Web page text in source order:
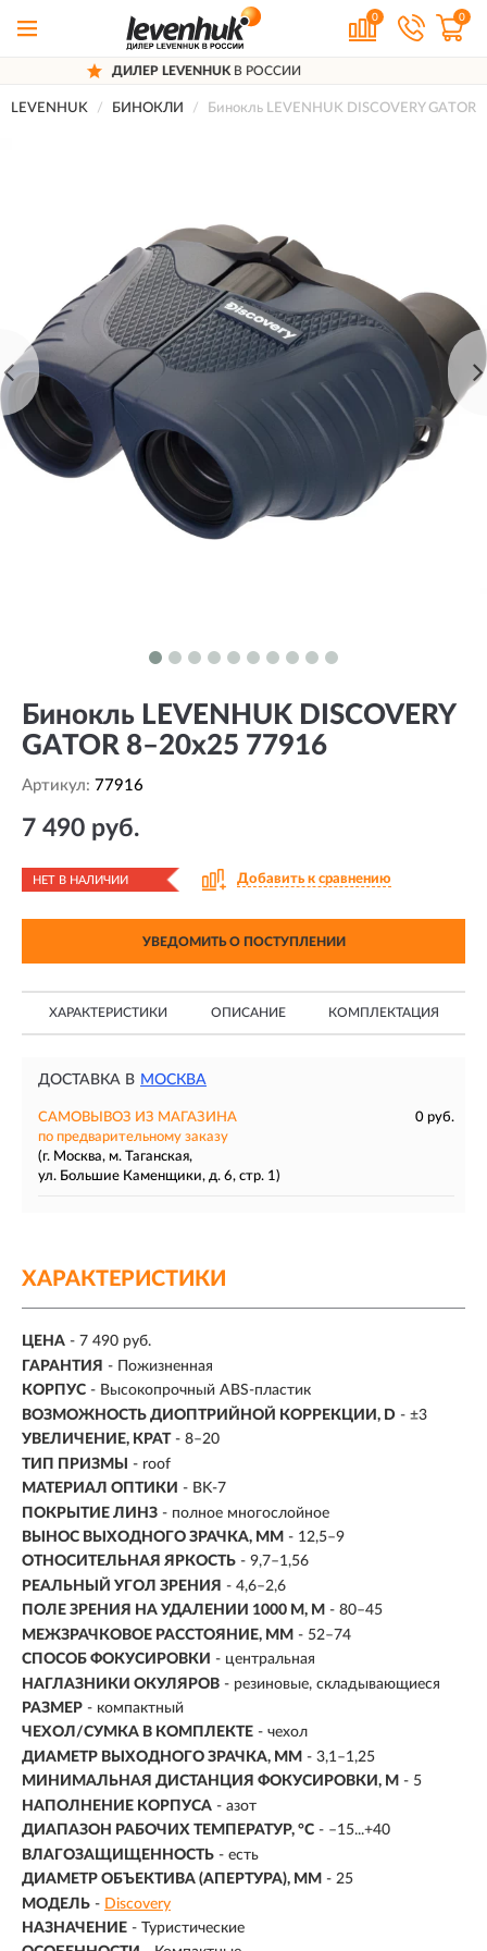
0 0
В РОССИИ
LEVENHUK БИНОКЛИ Бинокль LEVENHUK DISCOVERY GATOR
Бинокль LEVENHUK DISCOVERY
GATOR 8–20x25 77916
Артикул: 77916
7 490 руб.
НЕТ В НАЛИЧИИ Добавить к сравнению
УВЕДОМИТЬ О ПОСТУПЛЕНИИ
ХАРАКТЕРИСТИКИ ОПИСАНИЕ КОМПЛЕКТАЦИЯ
ДОСТАВКА В МОСКВА
САМОВЫВОЗ ИЗ МАГАЗИНА
0 руб.
по предварительному заказу
(г. Москва, м. Таганская,
ул. Большие Каменщики, д. 6, стр. 1)
ХАРАКТЕРИСТИКИ
ЦЕНА - 7 490 руб.
ГАРАНТИЯ - Пожизненная
КОРПУС - Высокопрочный ABS-пластик
ВОЗМОЖНОСТЬ ДИОПТРИЙНОЙ КОРРЕКЦИИ, D - ±3
УВЕЛИЧЕНИЕ, КРАТ - 8–20
ТИП ПРИЗМЫ
- roof
МАТЕРИАЛ ОПТИКИ - BK-7
ПОКРЫТИЕ ЛИНЗ - полное многослойное
ВЫНОС ВЫХОДНОГО ЗРАЧКА, ММ - 12,5–9
ОТНОСИТЕЛЬНАЯ ЯРКОСТЬ - 9,7–1,56
РЕАЛЬНЫЙ УГОЛ ЗРЕНИЯ - 4,6–2,6
ПОЛЕ ЗРЕНИЯ НА УДАЛЕНИИ 1000 М, М - 80–45
МЕЖЗРАЧКОВОЕ РАССТОЯНИЕ, ММ - 52–74
СПОСОБ ФОКУСИРОВКИ - центральная
НАГЛАЗНИКИ ОКУЛЯРОВ - резиновые, складывающиеся
РАЗМЕР - компактный
ЧЕХОЛ/СУМКА В КОМПЛЕКТЕ - чехол
ДИАМЕТР ВЫХОДНОГО ЗРАЧКА, ММ - 3,1–1,25
МИНИМАЛЬНАЯ ДИСТАНЦИЯ ФОКУСИРОВКИ, М - 5
НАПОЛНЕНИЕ КОРПУСА - азот
ДИАПАЗОН РАБОЧИХ ТЕМПЕРАТУР, °С - –15...+40
ВЛАГОЗАЩИЩЕННОСТЬ - есть
ДИАМЕТР ОБЪЕКТИВА (АПЕРТУРА), ММ - 25
МОДЕЛЬ - Discovery
НАЗНАЧЕНИЕ - Туристические